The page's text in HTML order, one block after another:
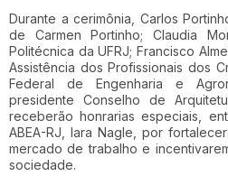
Durante a cerimônia, Carlos
de Carmen Portinho; Claudia
Politécnica da UFRJ; Francisco
Assistência dos Profissionais dos
Federal de Engenharia e
presidente Conselho de
receberão honrarias especiais,
ABEA-RJ, Iara Nagle, por
mercado de trabalho e
sociedade.